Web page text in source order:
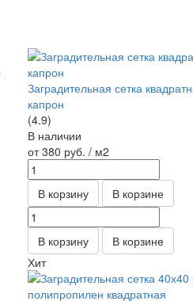
Заградительная сетка
капрон
(4.9)
В наличии
от 380 руб. / м2
В корзину В корзине
В корзину В корзине
Хит